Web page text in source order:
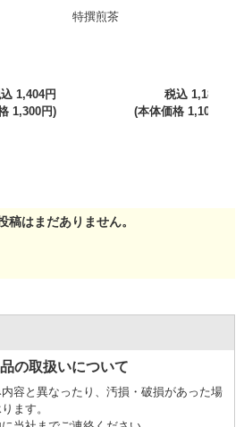
1,404円
1,300円)
特撰煎茶
税込 1,188円
(本体価格 1,100円)
稿はまだありません。
の取扱いについて
容と異なったり、汚損・破損があった場
ます。